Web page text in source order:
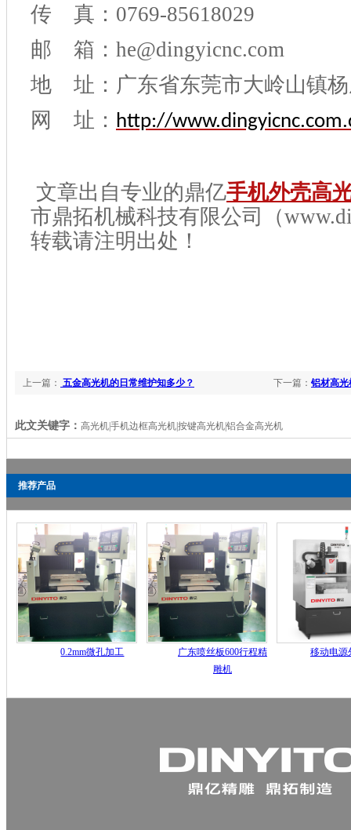
传 真：0769-85618029
邮 箱：he@dingyicnc.com
地 址：广东省东莞市大岭山镇
网 址： http://
文章出自专业的鼎亿手机外壳高
市鼎拓机械科技有限公司（
转载请注明出处！
下一篇： 铝材高光
上一篇： 五金高光机的日常维护知多少？
此文关键字： 高光机|手机边框高光机|按键高光机|铝合金高光机
推荐产品
0.2mm微孔加工
广东喷丝板600行程精
雕机
移动电源